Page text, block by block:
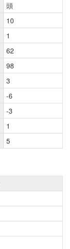
頭
10
1
62
98
3
-6
-3
1
5